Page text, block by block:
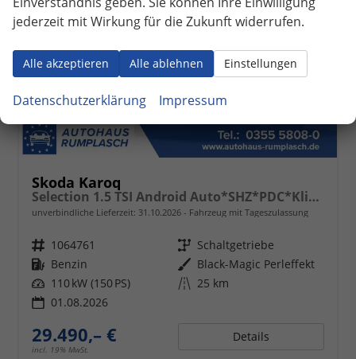
Skoda Karoq
Selection 1.5 TSI Android Auto*SHZ*PDC*Klimaauto*SUNSET*LED
unverbindliche Lieferzeit: 31.10.2026 Fahrzeug mit Tageszulassung
Fahrzeugnr. 1064761 Getriebe Schaltgetriebe
Kraftstoff Benzin Außenfarbe Black-Magic Perleffekt
Leistung 110 kW (150 PS) Kilometerstand 25 km
01.08.2026
29.490,– €
incl. 19% MwSt.
Details
jederzeit mit Wirkung für die Zukunft widerrufen.
Alle akzeptieren Alle ablehnen Einstellungen
Datenschutzerklärung Impressum